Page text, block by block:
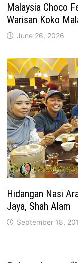
Malaysia Choco
Warisan Koko
June 26, 2026
Hidangan Nasi
Jaya, Shah Alam
September 18,